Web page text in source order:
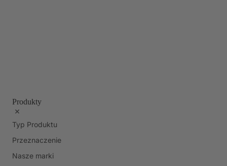
Produkty
Typ Produktu
Przeznaczenie
Nasze marki